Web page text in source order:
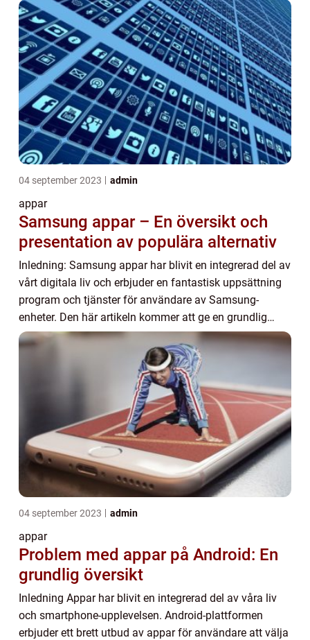
04 september 2023 admin
appar
Samsung appar – En översikt och
presentation av populära alternativ
Inledning: Samsung appar har blivit en integrerad del av
vårt digitala liv och erbjuder en fantastisk uppsättning
program och tjänster för användare av Samsung-
enheter. Den här artikeln kommer att ge en grundlig
översikt av Samsung appar, inklusive e...
04 september 2023 admin
appar
Problem med appar på Android: En
grundlig översikt
Inledning Appar har blivit en integrerad del av våra liv
och smartphone-upplevelsen. Android-plattformen
erbjuder ett brett utbud av appar för användare att välja